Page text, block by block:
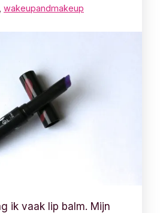
wakeupandmakeup
ik vaak lip balm. Mijn